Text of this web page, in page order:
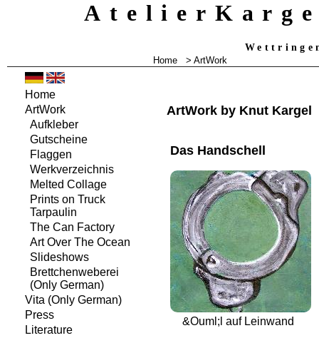
Home > ArtWork
ArtWork by Knut Kargel
Das Handschell
&Ouml;l auf Leinwand
Home
ArtWork
Aufkleber
Gutscheine
Flaggen
Werkverzeichnis
Melted Collage
Prints on Truck
Tarpaulin
The Can Factory
Art Over The Ocean
Slideshows
Brettchenweberei
(Only German)
Vita (Only German)
Press
Literature